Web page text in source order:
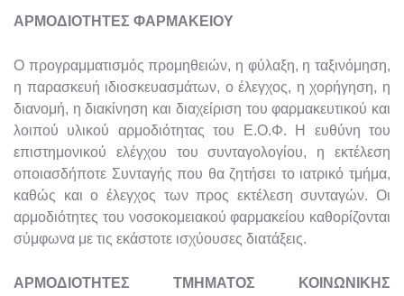
ΑΡΜΟΔΙΟΤΗΤΕΣ ΦΑΡΜΑΚΕΙΟΥ
Ο προγραμματισμός προμηθειών, η φύλαξη, η ταξινόμηση,
η παρασκευή ιδιοσκευασμάτων, ο έλεγχος, η χορήγηση, η
διανομή, η διακίνηση και διαχείριση του φαρμακευτικού και
λοιπού υλικού αρμοδιότητας του Ε.Ο.Φ. Η ευθύνη του
επιστημονικού ελέγχου του συνταγολογίου, η εκτέλεση
οποιασδήποτε Συνταγής που θα ζητήσει το ιατρικό τμήμα,
καθώς και ο έλεγχος των προς εκτέλεση συνταγών. Οι
αρμοδιότητες του νοσοκομειακού φαρμακείου καθορίζονται
σύμφωνα με τις εκάστοτε ισχύουσες διατάξεις.
ΑΡΜΟΔΙΟΤΗΤΕΣ ΤΜΗΜΑΤΟΣ ΚΟΙΝΩΝΙΚΗΣ